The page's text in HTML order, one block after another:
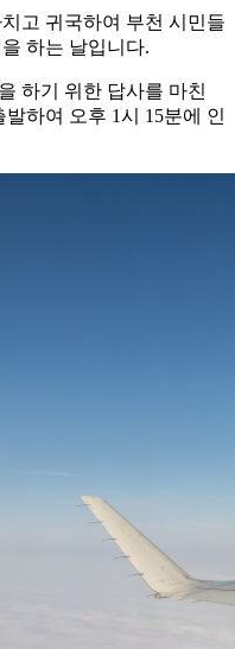
고 귀국하여 부천 시민들
하는 날입니다.
하기 위한 답사를 마친
하여 오후 1시 15분에 인